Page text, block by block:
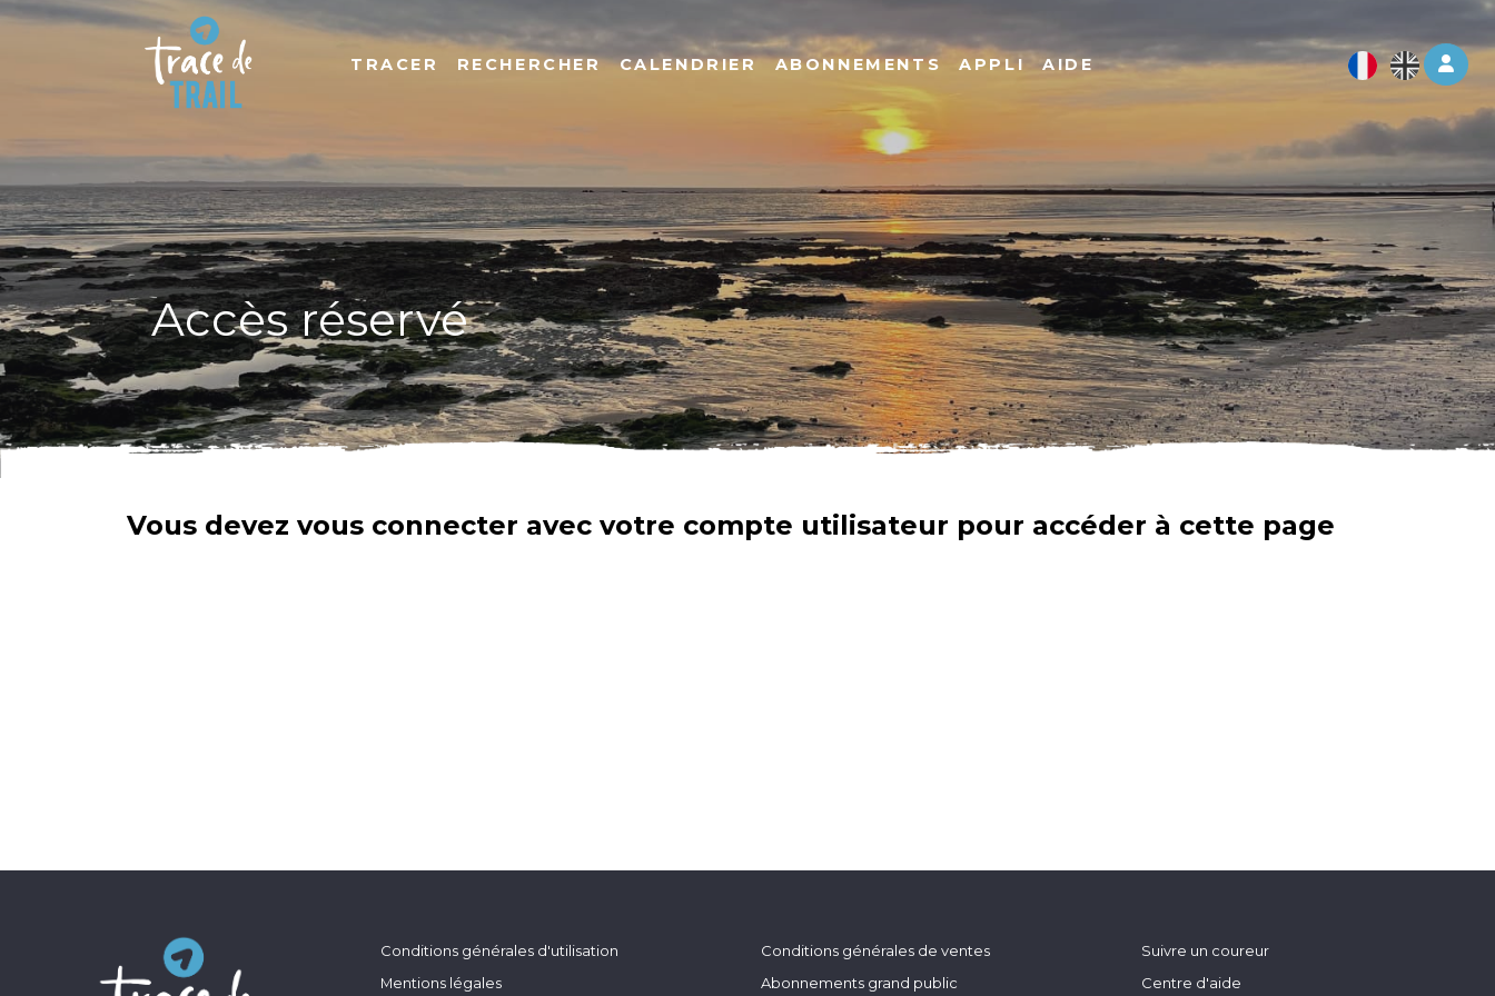
Log
TRACER RECHERCHER CALENDRIER ABONNEMENTS APPLI AIDE
Accès réservé
Vous devez vous connecter avec votre compte utilisateur pour accéder à cette page
Conditions générales d'utilisation
Mentions légales
Conditions générales de ventes
Abonnements grand public
Suivre un coureur
Centre d'aide